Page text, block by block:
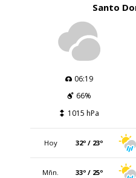
Santo
06:19
66%
1015 hPa
Hoy 32º / 23º
Mñn. 33º / 25º